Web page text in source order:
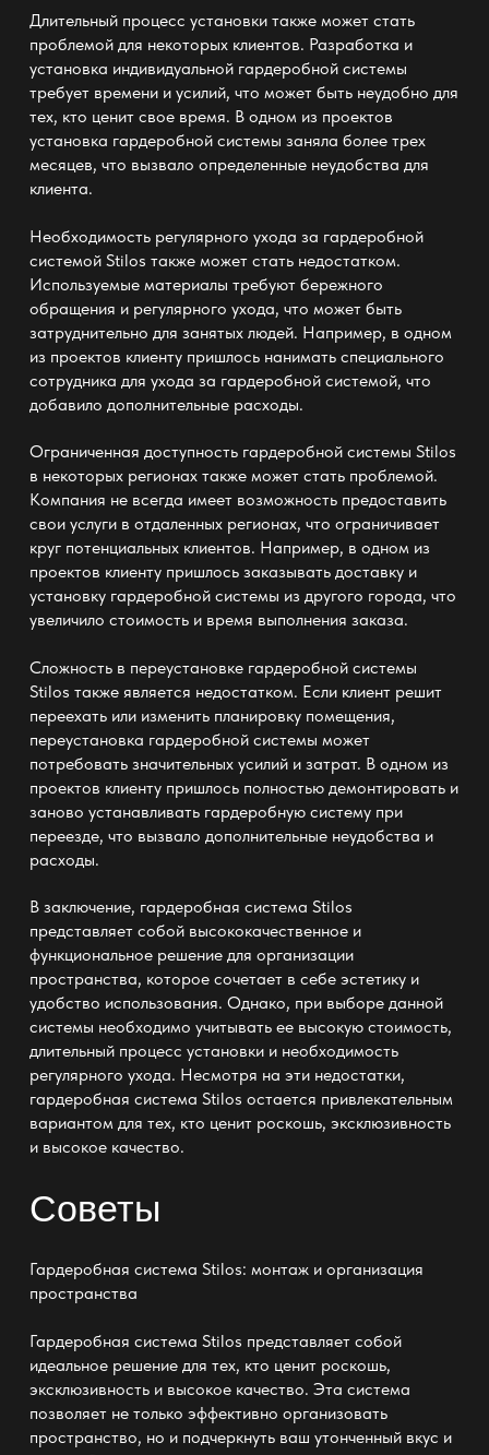
Длительный процесс установки также может стать
проблемой для некоторых клиентов. Разработка и
установка индивидуальной гардеробной системы
требует времени и усилий, что может быть неудобно для
тех, кто ценит свое время. В одном из проектов
установка гардеробной системы заняла более трех
месяцев, что вызвало определенные неудобства для
клиента.
Необходимость регулярного ухода за гардеробной
системой Stilos также может стать недостатком.
Используемые материалы требуют бережного
обращения и регулярного ухода, что может быть
затруднительно для занятых людей. Например, в одном
из проектов клиенту пришлось нанимать специального
сотрудника для ухода за гардеробной системой, что
добавило дополнительные расходы.
Ограниченная доступность гардеробной системы Stilos
в некоторых регионах также может стать проблемой.
Компания не всегда имеет возможность предоставить
свои услуги в отдаленных регионах, что ограничивает
круг потенциальных клиентов. Например, в одном из
проектов клиенту пришлось заказывать доставку и
установку гардеробной системы из другого города, что
увеличило стоимость и время выполнения заказа.
Сложность в переустановке гардеробной системы
Stilos также является недостатком. Если клиент решит
переехать или изменить планировку помещения,
переустановка гардеробной системы может
потребовать значительных усилий и затрат. В одном из
проектов клиенту пришлось полностью демонтировать и
заново устанавливать гардеробную систему при
переезде, что вызвало дополнительные неудобства и
расходы.
В заключение, гардеробная система Stilos
представляет собой высококачественное и
функциональное решение для организации
пространства, которое сочетает в себе эстетику и
удобство использования. Однако, при выборе данной
системы необходимо учитывать ее высокую стоимость,
длительный процесс установки и необходимость
регулярного ухода. Несмотря на эти недостатки,
гардеробная система Stilos остается привлекательным
вариантом для тех, кто ценит роскошь, эксклюзивность
и высокое качество.
Советы
Гардеробная система Stilos: монтаж и организация
пространства
Гардеробная система Stilos представляет собой
идеальное решение для тех, кто ценит роскошь,
эксклюзивность и высокое качество. Эта система
позволяет не только эффективно организовать
пространство, но и подчеркнуть ваш утонченный вкус и